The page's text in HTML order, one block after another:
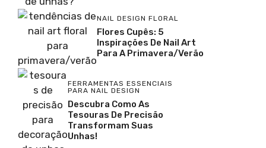
NAIL DESIGN FLORAL
Flores Cupês: 5
Inspirações De Nail Art
Para A Primavera/Verão
FERRAMENTAS ESSENCIAIS
PARA NAIL DESIGN
Descubra Como As
Tesouras De Precisão
Transformam Suas
Unhas!